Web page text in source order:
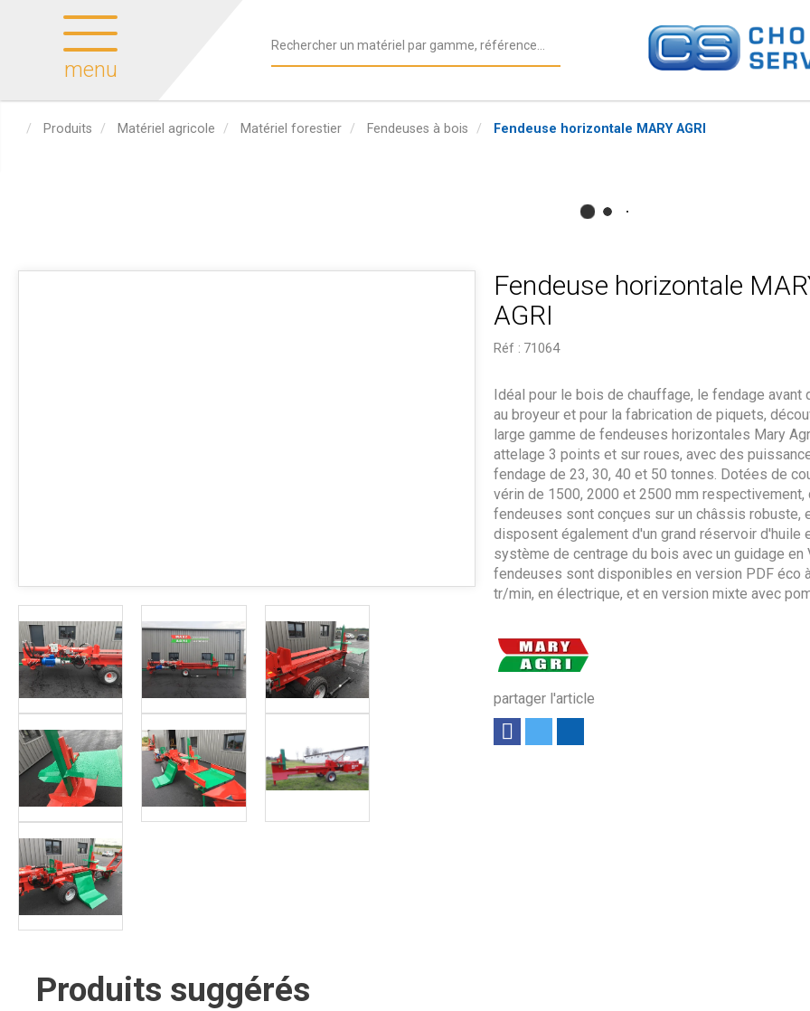
menu
Produits Matériel agricole Matériel forestier Fendeuses à bois Fendeuse horizontale MARY AGRI
Fendeuse horizontale
AGRI
Réf : 71064
partager l'article
Idéal pour le bois de chauffage, le fendage avant
au broyeur et pour la fabrication de piquets,
large gamme de fendeuses horizontales Mary
attelage 3 points et sur roues, avec des
fendage de 23, 30, 40 et 50 tonnes. Dotées de
vérin de 1500, 2000 et 2500 mm respectivement,
fendeuses sont conçues sur un châssis robuste,
disposent également d'un grand réservoir d'huile
système de centrage du bois avec un guidage en
fendeuses sont disponibles en version PDF éco
tr/min, en électrique, et en version mixte avec
Produits suggérés